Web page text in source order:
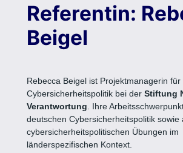
Referentin:
Beigel
Rebecca Beigel ist Projektmanagerin
Cybersicherheitspolitik bei der Stiftung
Verantwortung. Ihre
deutschen Cybersicherheitspolitik sowie
cybersicherheitspolitischen Übungen im
länderspezifischen Kontext.